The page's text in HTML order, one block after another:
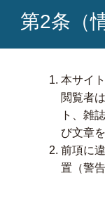
第2条（
本サイ
閲覧者
ト、雑
び文章
前項に
置（警